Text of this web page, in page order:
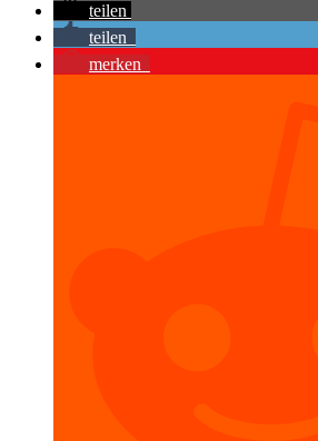
teilen
teilen
merken